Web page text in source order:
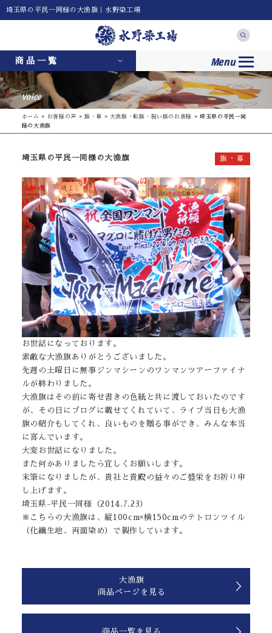
埼玉県の平民一同様の大漁旗｜水野染工場
商品一覧 Menu
Voice
ホーム » お客様の声 » 旗・幕 » 大漁旗・船旗・祝い旗のお客様 » 埼玉県の平民一同
様の大漁旗
埼玉県の平民一同様の大漁旗 旗・幕
お世話になっております。
素敵な大漁旗ありがとうございました。
先週の土曜日に無事ジンマシーンのワンマンツアーファイナ
ルが終わりました。
大漁旗はその前に寄せ書きの色紙と共に渡しておいたのです
が、その日にブログに載せてくれていて、ライブ当日も大漁
旗の紹介もしてくれ、良いものを贈る事ができ、みんな本当
に喜んでいます。
大変お世話になりました。
また何かありましたら宜しくお願いします。
末筆になりましたが、貴社と貴殿の益々のご盛栄をお祈り申
し上げます。
埼玉県-平民一同様（2014.7.23）
※こちらの大漁旗は、縦100cm×横150cmのテトロンツイル
（化繊生地、両面染め）で製作しています。
大漁旗
商品ページを見る